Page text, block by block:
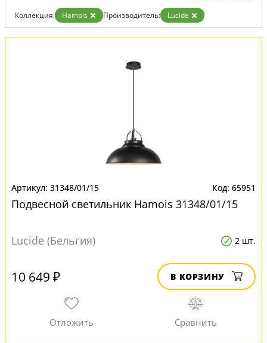
Коллекция: Hamois Производитель: Lucide
31348/01/15 65951
Подвесной светильник Hamois 31348/01/15
Lucide (Бельгия) 2 шт.
10 649 ₽ В КОРЗИНУ